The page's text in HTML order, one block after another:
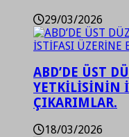
29/03/2026
ABD’DE ÜST
YETKİLİSİNİN
ÇIKARIMLAR.
18/03/2026